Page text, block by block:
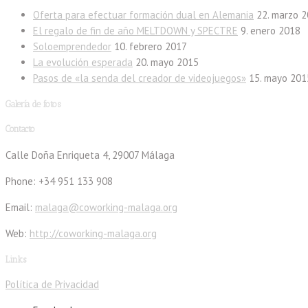
Oferta para efectuar formación dual en Alemania 22. marzo
El regalo de fin de año MELTDOWN y SPECTRE 9. enero 2018
Soloemprendedor 10. febrero 2017
La evolución esperada 20. mayo 2015
Pasos de «la senda del creador de videojuegos» 15. mayo
Galería de fotos
Contacto
Calle Doña Enriqueta 4, 29007 Málaga
Phone: +34 951 133 908
Email: malaga@coworking-malaga.org
Web: http://coworking-malaga.org
Links
Política de Privacidad